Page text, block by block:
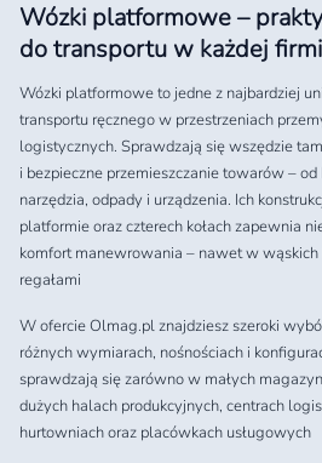
Wózki platformowe –
do transportu w każdej
Wózki platformowe to jedne z najbardziej
transportu ręcznego w przestrzeniach
logistycznych. Sprawdzają się wszędzie
i bezpieczne przemieszczanie towarów –
narzędzia, odpady i urządzenia. Ich
platformie oraz czterech kołach zapewnia
komfort manewrowania – nawet w wąskich
regałami
W ofercie Olmag.pl znajdziesz szeroki
różnych wymiarach, nośnościach i
sprawdzają się zarówno w małych
dużych halach produkcyjnych, centrach
hurtowniach oraz placówkach usługowych